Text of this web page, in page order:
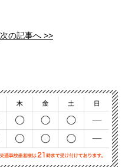
次の記事へ >>